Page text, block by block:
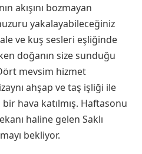
akışını bozmayan
yakalayabileceğiniz
ve kuş sesleri eşliğinde
doğanın size sunduğu
mevsim hizmet
ahşap ve taş işliği ile
hava katılmış. Haftasonu
haline gelen Saklı
bekliyor.